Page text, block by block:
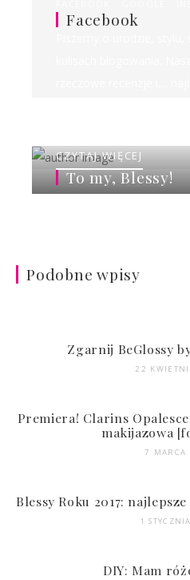
Facebook
To my, Blessy!
CZYTAJ WIĘCEJ
Podobne wpisy
Zgarnij BeGlossy
22
Premiera! Clarins
makijazowa
7 MARCA
Blessy Roku 2017:
1
DIY: Mam